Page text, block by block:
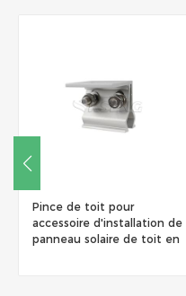
Pince de toit pour
accessoire d'installation de
panneau solaire de toit en